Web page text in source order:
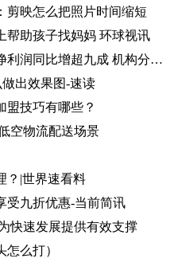
剪映怎么把照片时间缩短
帮助孩子找妈妈 环球视讯
世界视点！百润股份上半年净利润同比增超九成 机构分析：强爽放量带动收入增长
出效果图-速读
盟技巧有哪些？
空物流配送场景
？|世界速看料
受九折优惠-当前简讯
快速发展提供有效支撑
么打）